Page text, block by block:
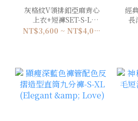
灰格紋V領排釦亞麻背心
上衣+短褲SET-S-L
(Elegant & Love) NT$3,600 ~ NT$4,000
經
長